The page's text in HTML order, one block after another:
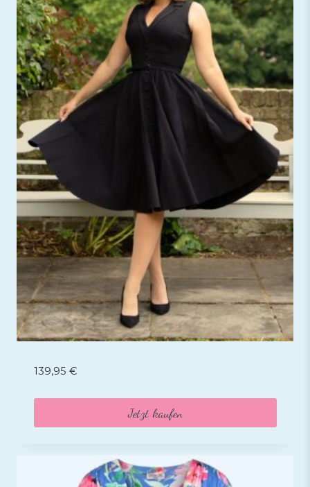
139,95 €
Jetzt kaufen